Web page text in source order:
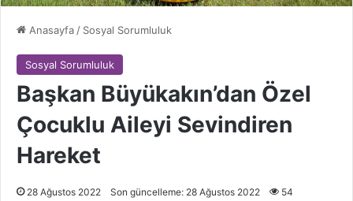
Anasayfa / Sosyal Sorumluluk
Sosyal Sorumluluk
Başkan Büyükakın’dan Özel
Çocuklu Aileyi Sevindiren
Hareket
28 Ağustos 2022 Son güncelleme: 28 Ağustos 2022 54